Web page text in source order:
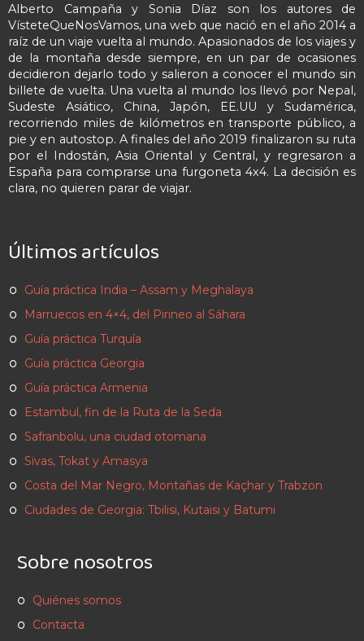
Alberto Campaña y Sonia Díaz son los autores de
VísteteQueNosVamos, una web que nació en el año 2014 a
raíz de un viaje vuelta al mundo. Apasionados de los viajes y
de la montaña desde siempre, en un par de ocasiones
decidieron dejarlo todo y salieron a conocer el mundo sin
billete de vuelta. Una vuelta al mundo los llevó por Nepal,
Sudeste Asiático, China, Japón, EE.UU y Sudamérica,
recorriendo miles de kilómetros en transporte público, a
pie y en autostop. A finales del año 2019 finalizaron su ruta
por el Indostán, Asia Oriental y Central, y regresaron a
España para comprarse una furgoneta 4x4. La decisión es
clara, no quieren parar de viajar.
Últimos artículos
Guía práctica India – Assam y Meghalaya
Marruecos en 4×4, del Pirineo al Sáhara
Guía práctica Turquía
Guía práctica Georgia
Guía práctica Armenia
Estambul, fin de la Ruta de la Seda
Safranbolu, una ciudad otomana
Sivas, Tokat y Amasya
Costa del Mar Negro, Montañas de Kaçhar y Trabzon
Ciudades de Georgia: Tbilisi, Kutaisi y Batumi
Sobre nosotros
Quiénes somos
Contacta